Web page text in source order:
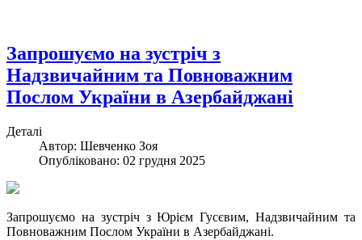
Запрошуємо на зустріч з
Надзвичайним та Повноважним
Послом України в Азербайджані
Деталі
Автор: Шевченко Зоя
Опубліковано: 02 грудня 2025
Запрошуємо на зустріч з Юрієм Гусєвим, Надзвичайним та
Повноважним Послом України в Азербайджані.